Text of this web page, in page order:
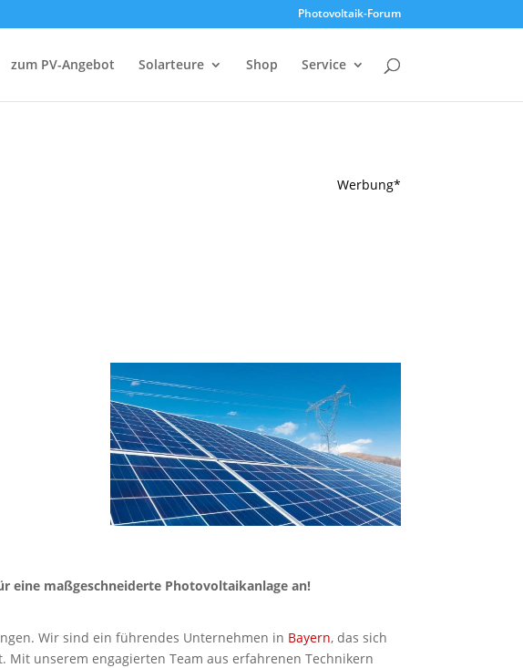
Photovoltaik-Forum
zum PV-Angebot Solarteure Shop Service
Werbung*
eine maßgeschneiderte Photovoltaikanlage an!
Wir sind ein führendes Unternehmen in Bayern, das sich
Mit unserem engagierten Team aus erfahrenen Technikern